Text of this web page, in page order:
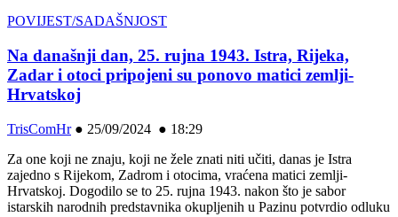
POVIJEST/SADAŠNJOST
Na današnji dan, 25. rujna 1943. Istra, Rijeka,
Zadar i otoci pripojeni su ponovo matici zemlji-
Hrvatskoj
TrisComHr● 25/09/2024 ● 18:29
Za one koji ne znaju, koji ne žele znati niti učiti, danas je Istra
zajedno s Rijekom, Zadrom i otocima, vraćena matici zemlji-
Hrvatskoj. Dogodilo se to 25. rujna 1943. nakon što je sabor
istarskih narodnih predstavnika okupljenih u Pazinu potvrdio odluku